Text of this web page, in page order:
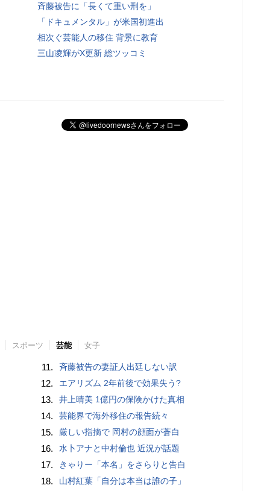
斉藤被告に「長くて重い刑を」
「ドキュメンタル」が米国初進出
相次ぐ芸能人の移住 背景に教育
三山凌輝がX更新 総ツッコミ
スポーツ 芸能 女子
11. 斉藤被告の妻証人出廷しない訳
12. エアリズム 2年前後で効果失う?
13. 井上晴美 1億円の保険かけた真相
14. 芸能界で海外移住の報告続々
15. 厳しい指摘で 岡村の顔面が蒼白
16. 水卜アナと中村倫也 近況が話題
17. きゃりー「本名」をさらりと告白
18. 山村紅葉「自分は本当は誰の子」